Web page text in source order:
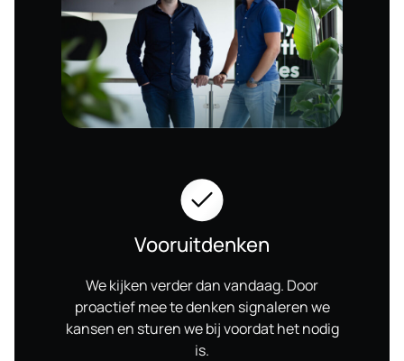
Vooruitdenken
We kijken verder dan vandaag. Door
proactief mee te denken signaleren we
kansen en sturen we bij voordat het nodig
is.